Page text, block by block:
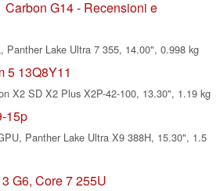
G14 - Recensioni e
Panther Lake Ultra 7 355, 14.00", 0.998 kg
5 13Q8Y11
X2 SD X2 Plus X2P-42-100, 13.30", 1.19 kg
15p
Panther Lake Ultra X9 388H, 15.30", 1.5
G6, Core 7 255U